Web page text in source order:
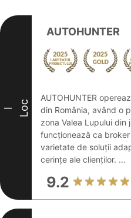
I Loc
AUTOHUNTER
AUTOHUNTER
din România, având o
zona Valea Lupului din
funcționează ca
varietate de soluții
cerințe ale clienților. ...
9.2